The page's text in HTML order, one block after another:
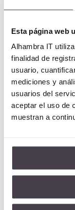
Esta página web
Alhambra IT
finalidad de
usuario,
mediciones y
usuarios del
aceptar el uso de
muestran a